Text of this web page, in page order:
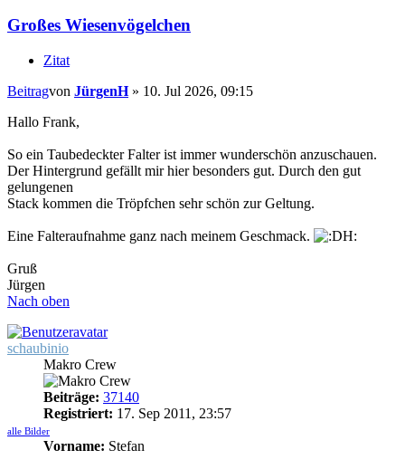
Großes Wiesenvögelchen
Zitat
Beitragvon JürgenH» 10. Jul 2026, 09:15
Hallo Frank,
So ein Taubedeckter Falter ist immer wunderschön anzuschauen.
Der Hintergrund gefällt mir hier besonders gut. Durch den gut
gelungenen
Stack kommen die Tröpfchen sehr schön zur Geltung.
Eine Falteraufnahme ganz nach meinem Geschmack.
Gruß
Jürgen
Nach oben
schaubinio
Makro Crew
Beiträge: 37140
Registriert: 17. Sep 2011, 23:57
alle Bilder
Vorname: Stefan